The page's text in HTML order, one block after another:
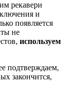
рекавери
и
появляется
не
используем
подтверждаем,
закончится,